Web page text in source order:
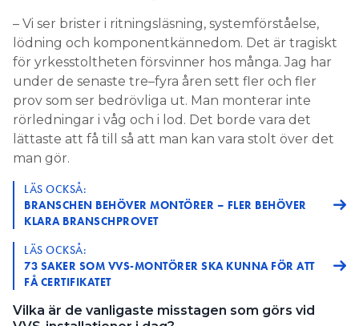
– Vi ser brister i ritningsläsning, systemförståelse,
lödning och komponentkännedom. Det är tragiskt
för yrkesstoltheten försvinner hos många. Jag har
under de senaste tre–fyra åren sett fler och fler
prov som ser bedrövliga ut. Man monterar inte
rörledningar i våg och i lod. Det borde vara det
lättaste att få till så att man kan vara stolt över det
man gör.
LÄS OCKSÅ:
BRANSCHEN BEHÖVER MONTÖRER – FLER BEHÖVER
KLARA BRANSCHPROVET
LÄS OCKSÅ:
73 SAKER SOM VVS-MONTÖRER SKA KUNNA FÖR ATT
FÅ CERTIFIKATET
Vilka är de vanligaste misstagen som görs vid